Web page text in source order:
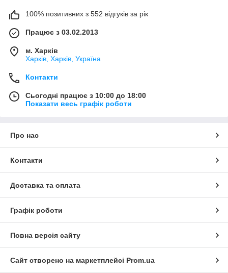
100% позитивних з 552 відгуків за рік
Працює з 03.02.2013
м. Харків
Харків, Харків, Україна
Контакти
Сьогодні працює з 10:00 до 18:00
Показати весь графік роботи
Про нас
Контакти
Доставка та оплата
Графік роботи
Повна версія сайту
Сайт створено на маркетплейсі Prom.ua